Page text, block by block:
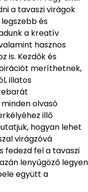
a tavaszi virágok
és
a kreatív
hasznos
is. Kezdők és
meríthetnek,
illatos
olvasó
illő
hogyan lehet
virágzóvá
fedezd fel a tavaszi
lenyűgöző legyen
együtt a